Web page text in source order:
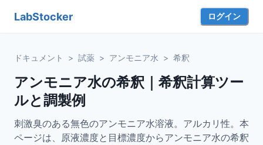
LabStocker ログイン
ドキュメント > 試薬 > アンモニア水 > 希釈
アンモニア水の希釈｜希釈計算ツー
ルと調製例
刺激臭のある無色のアンモニア水溶液。アルカリ性。本
ページは、原液濃度と目標濃度からアンモニア水の希釈